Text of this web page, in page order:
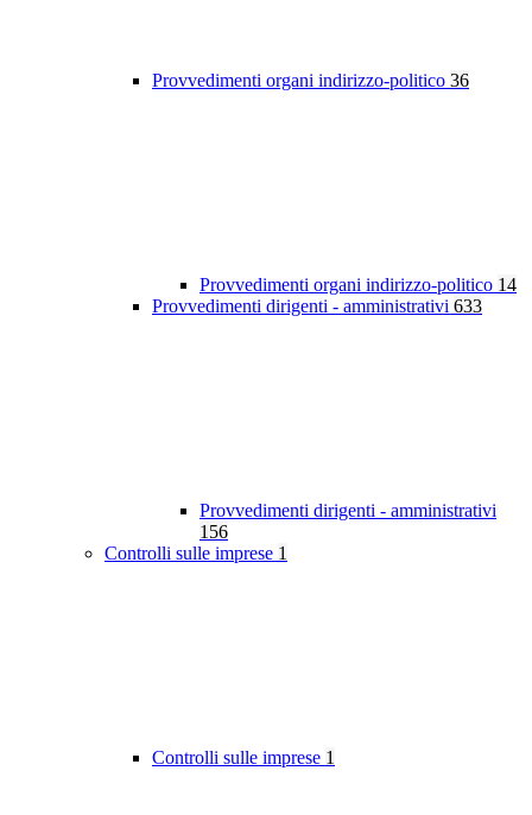
Provvedimenti organi indirizzo-politico 36
Provvedimenti organi indirizzo-politico 14
Provvedimenti dirigenti - amministrativi 633
Provvedimenti dirigenti - amministrativi
156
Controlli sulle imprese 1
Controlli sulle imprese 1